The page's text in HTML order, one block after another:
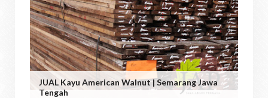
JUAL Kayu American Walnut | Semarang Jawa
Tengah